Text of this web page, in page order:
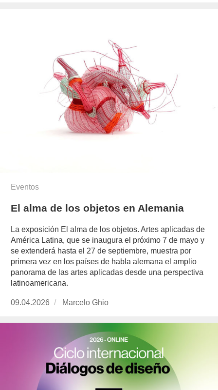
Eventos
El alma de los objetos en Alemania
La exposición El alma de los objetos. Artes aplicadas de
América Latina, que se inaugura el próximo 7 de mayo y
se extenderá hasta el 27 de septiembre, muestra por
primera vez en los países de habla alemana el amplio
panorama de las artes aplicadas desde una perspectiva
latinoamericana.
Publicado
09.04.2026
https://www.experimenta.es/author/marcelo-
Marcelo Ghio